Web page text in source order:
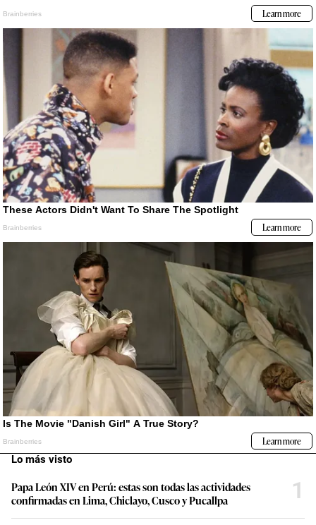
Lo más visto
Papa León XIV en Perú: estas son todas las actividades
confirmadas en Lima, Chiclayo, Cusco y Pucallpa
1